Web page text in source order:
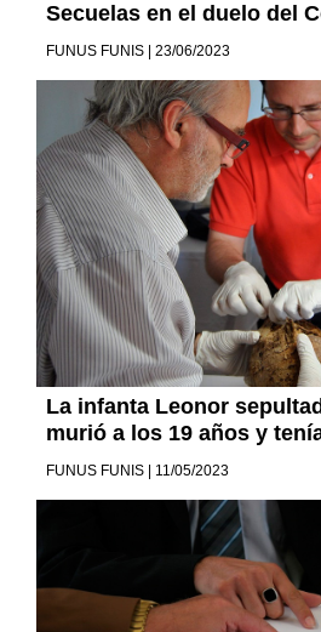
Secuelas en el duelo del
FUNUS FUNIS | 23/06/2023
La infanta Leonor
murió a los 19 años y
FUNUS FUNIS | 11/05/2023